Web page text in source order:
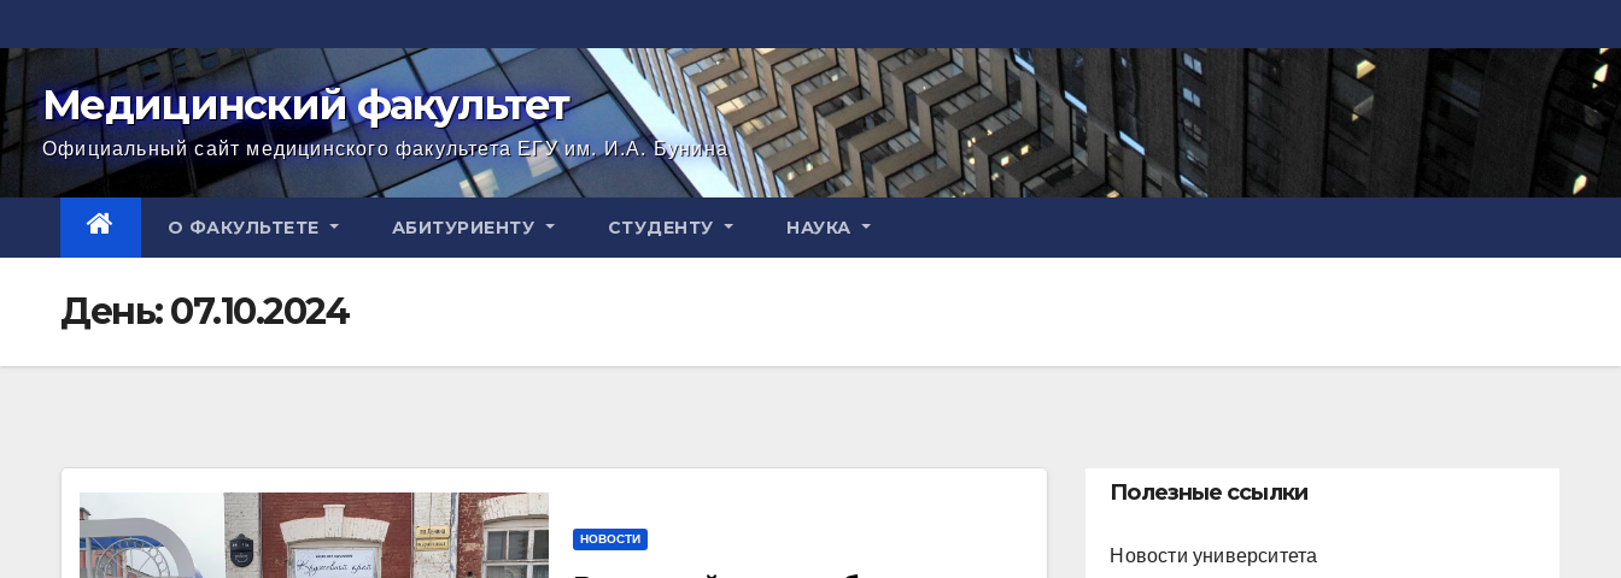
к
содержимому
Медицинский факультет
Официальный сайт медицинского факультета ЕГУ им. И.А. Бунина
О ФАКУЛЬТЕТЕ АБИТУРИЕНТУ СТУДЕНТУ НАУКА
День:07.10.2024
НОВОСТИ
Полезные ссылки
Новости университета